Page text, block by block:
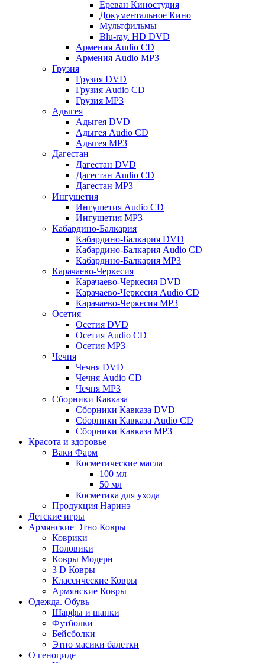
Ереван Киностудия
Документальное Кино
Мультфильмы
Blu-ray. HD DVD
Армения Audio CD
Армения Audio MP3
Грузия
Грузия DVD
Грузия Audio CD
Грузия MP3
Адыгея
Адыгея DVD
Адыгея Audio CD
Адыгея MP3
Дагестан
Дагестан DVD
Дагестан Audio CD
Дагестан MP3
Ингушетия
Ингушетия Audio CD
Ингушетия MP3
Кабардино-Балкария
Кабардино-Балкария DVD
Кабардино-Балкария Audio CD
Кабардино-Балкария MP3
Карачаево-Черкесия
Карачаево-Черкесия DVD
Карачаево-Черкесия Audio CD
Карачаево-Черкесия MP3
Осетия
Осетия DVD
Осетия Audio CD
Осетия MP3
Чечня
Чечня DVD
Чечня Audio CD
Чечня MP3
Сборники Кавказа
Сборники Кавказа DVD
Сборники Кавказа Audio CD
Сборники Кавказа MP3
Красота и здоровье
Ваки Фарм
Косметические масла
100 мл
50 мл
Косметика для ухода
Продукция Наринэ
Детские игры
Армянские Этно Ковры
Коврики
Половики
Ковры Модерн
3 D Ковры
Классические Ковры
Армянские Ковры
Одежда. Обувь
Шарфы и шапки
Футболки
Бейсболки
Этно масики балетки
О геноциде